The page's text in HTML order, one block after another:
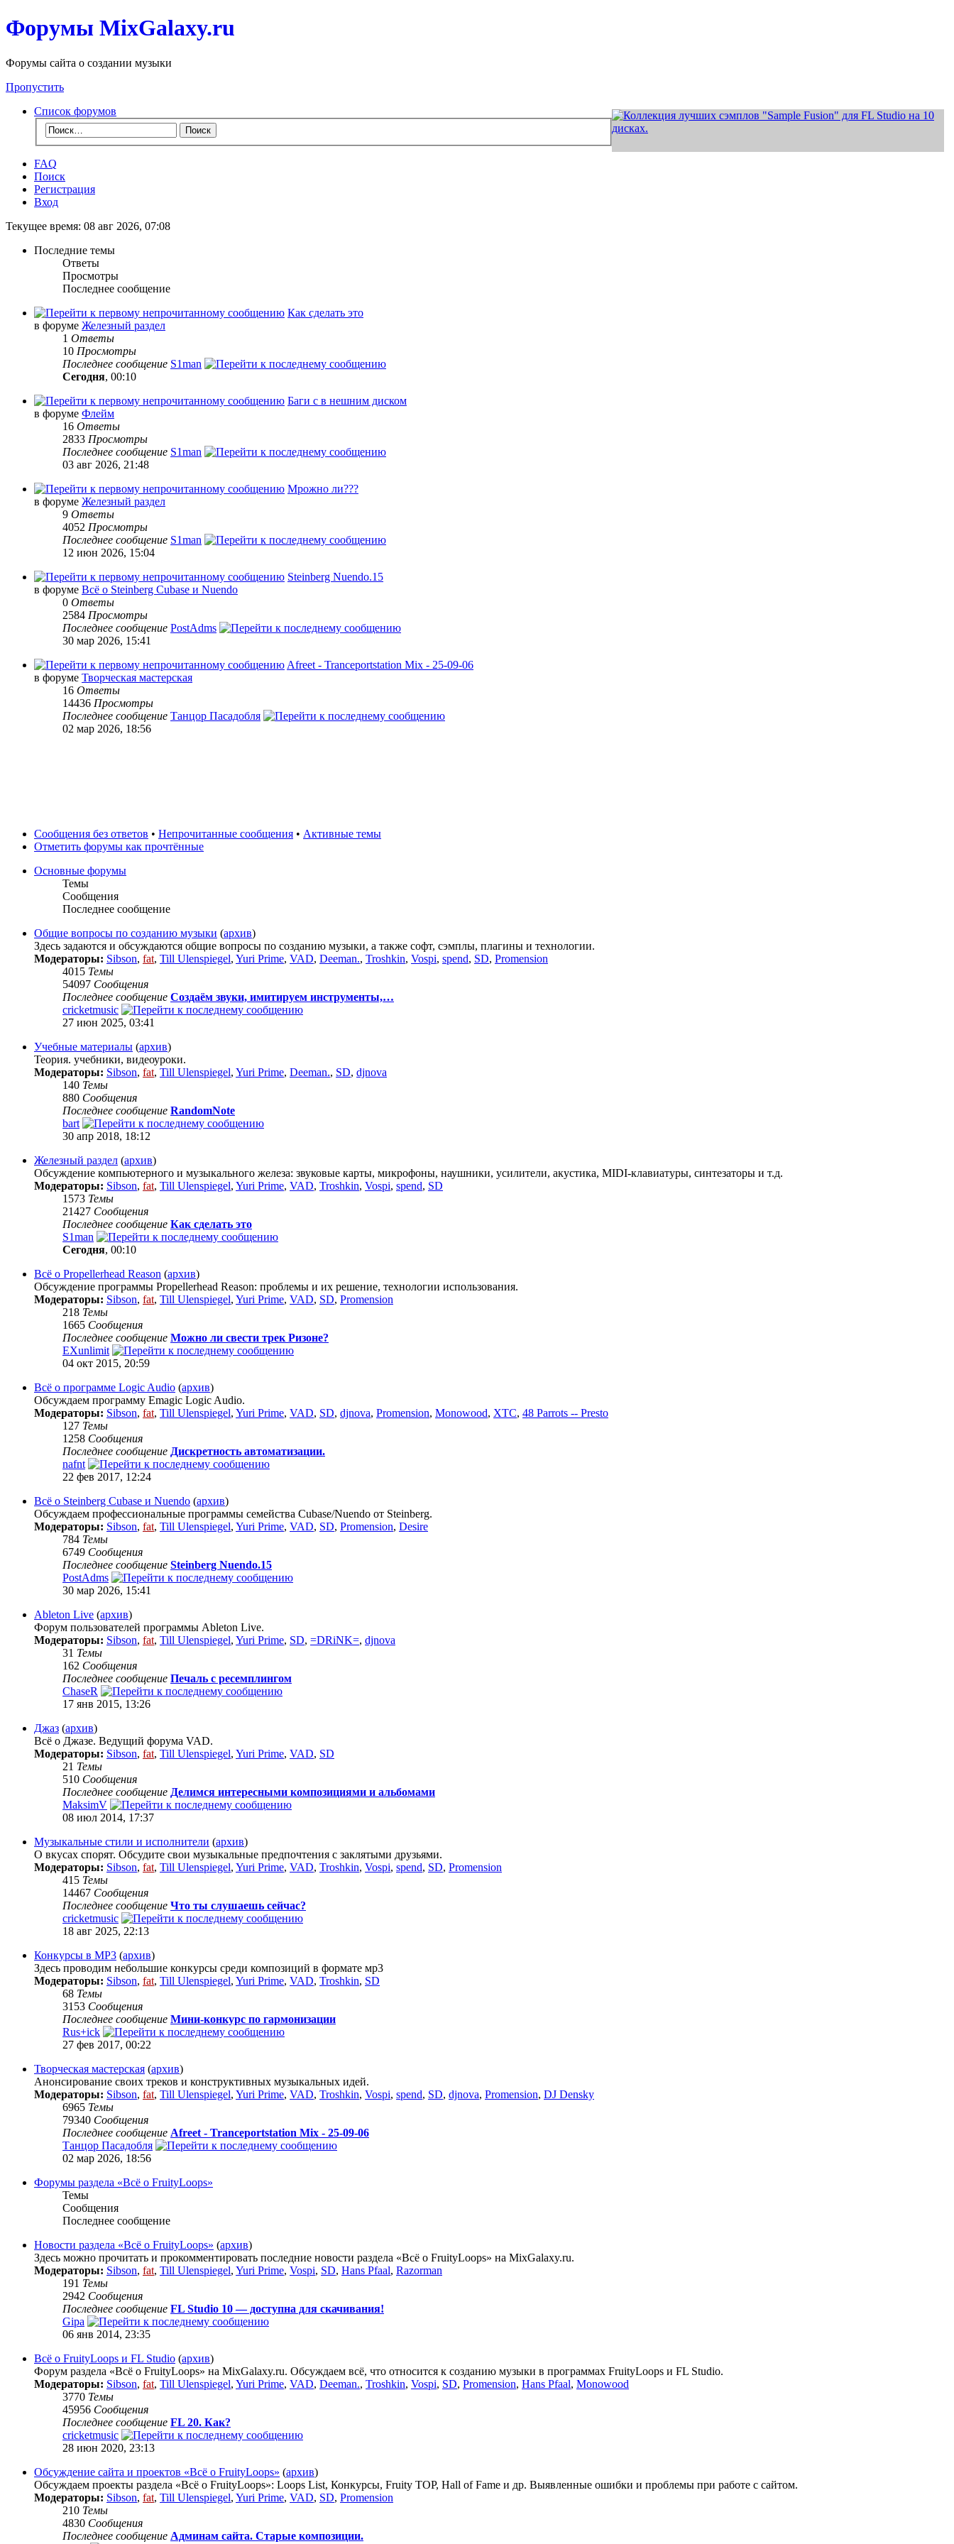
Форумы MixGalaxy.ru
Форумы сайта о создании музыки
Пропустить
Список форумов
FAQ
Поиск
Регистрация
Вход
Текущее время: 08 авг 2026, 07:08
Последние темы
Ответы
Просмотры
Последнее сообщение
Как сделать это
в форуме Железный раздел
1 Ответы
10 Просмотры
Последнее сообщение S1man
Сегодня, 00:10
Баги с в нешним диском
в форуме Флейм
16 Ответы
2833 Просмотры
Последнее сообщение S1man
03 авг 2026, 21:48
Мрожно ли???
в форуме Железный раздел
9 Ответы
4052 Просмотры
Последнее сообщение S1man
12 июн 2026, 15:04
Steinberg Nuendo.15
в форуме Всё о Steinberg Cubase и Nuendo
0 Ответы
2584 Просмотры
Последнее сообщение PostAdms
30 мар 2026, 15:41
Afreet - Tranceportstation Mix - 25-09-06
в форуме Творческая мастерская
16 Ответы
14436 Просмотры
Последнее сообщение Танцор Пасадобля
02 мар 2026, 18:56
Сообщения без ответов • Непрочитанные сообщения • Активные темы
Отметить форумы как прочтённые
Основные форумы
Темы
Сообщения
Последнее сообщение
Общие вопросы по созданию музыки (архив)
Здесь задаются и обсуждаются общие вопросы по созданию музыки, а также софт, сэмплы, плагины и технологии.
Модераторы: Sibson, fat, Till Ulenspiegel, Yuri Prime, VAD, Deeman., Troshkin, Vospi, spend, SD, Promension
4015 Темы
54097 Сообщения
Последнее сообщение Создаём звуки, имитируем инструменты,…
cricketmusic
27 июн 2025, 03:41
Учебные материалы (архив)
Теория. учебники, видеоуроки.
Модераторы: Sibson, fat, Till Ulenspiegel, Yuri Prime, Deeman., SD, djnova
140 Темы
880 Сообщения
Последнее сообщение RandomNote
bart
30 апр 2018, 18:12
Железный раздел (архив)
Обсуждение компьютерного и музыкального железа: звуковые карты, микрофоны, наушники, усилители, акустика, MIDI-клавиатуры, синтезаторы и т.д.
Модераторы: Sibson, fat, Till Ulenspiegel, Yuri Prime, VAD, Troshkin, Vospi, spend, SD
1573 Темы
21427 Сообщения
Последнее сообщение Как сделать это
S1man
Сегодня, 00:10
Всё о Propellerhead Reason (архив)
Обсуждение программы Propellerhead Reason: проблемы и их решение, технологии использования.
Модераторы: Sibson, fat, Till Ulenspiegel, Yuri Prime, VAD, SD, Promension
218 Темы
1665 Сообщения
Последнее сообщение Можно ли свести трек Ризоне?
EXunlimit
04 окт 2015, 20:59
Всё о программе Logic Audio (архив)
Обсуждаем программу Emagic Logic Audio.
Модераторы: Sibson, fat, Till Ulenspiegel, Yuri Prime, VAD, SD, djnova, Promension, Monowood, XTC, 48 Parrots -- Presto
127 Темы
1258 Сообщения
Последнее сообщение Дискретность автоматизации.
nafnt
22 фев 2017, 12:24
Всё о Steinberg Cubase и Nuendo (архив)
Обсуждаем профессиональные программы семейства Cubase/Nuendo от Steinberg.
Модераторы: Sibson, fat, Till Ulenspiegel, Yuri Prime, VAD, SD, Promension, Desire
784 Темы
6749 Сообщения
Последнее сообщение Steinberg Nuendo.15
PostAdms
30 мар 2026, 15:41
Ableton Live (архив)
Форум пользователей программы Ableton Live.
Модераторы: Sibson, fat, Till Ulenspiegel, Yuri Prime, SD, =DRiNK=, djnova
31 Темы
162 Сообщения
Последнее сообщение Печаль с ресемплингом
ChaseR
17 янв 2015, 13:26
Джаз (архив)
Всё о Джазе. Ведущий форума VAD.
Модераторы: Sibson, fat, Till Ulenspiegel, Yuri Prime, VAD, SD
21 Темы
510 Сообщения
Последнее сообщение Делимся интересными композициями и альбомами
MaksimV
08 июл 2014, 17:37
Музыкальные стили и исполнители (архив)
О вкусах спорят. Обсудите свои музыкальные предпочтения с заклятыми друзьями.
Модераторы: Sibson, fat, Till Ulenspiegel, Yuri Prime, VAD, Troshkin, Vospi, spend, SD, Promension
415 Темы
14467 Сообщения
Последнее сообщение Что ты слушаешь сейчас?
cricketmusic
18 авг 2025, 22:13
Конкурсы в МР3 (архив)
Здесь проводим небольшие конкурсы среди композиций в формате мр3
Модераторы: Sibson, fat, Till Ulenspiegel, Yuri Prime, VAD, Troshkin, SD
68 Темы
3153 Сообщения
Последнее сообщение Мини-конкурс по гармонизации
Rus+ick
27 фев 2017, 00:22
Творческая мастерская (архив)
Анонсирование своих треков и конструктивных музыкальных идей.
Модераторы: Sibson, fat, Till Ulenspiegel, Yuri Prime, VAD, Troshkin, Vospi, spend, SD, djnova, Promension, DJ Densky
6965 Темы
79340 Сообщения
Последнее сообщение Afreet - Tranceportstation Mix - 25-09-06
Танцор Пасадобля
02 мар 2026, 18:56
Форумы раздела «Всё о FruityLoops»
Темы
Сообщения
Последнее сообщение
Новости раздела «Всё о FruityLoops» (архив)
Здесь можно прочитать и прокомментировать последние новости раздела «Всё о FruityLoops» на MixGalaxy.ru.
Модераторы: Sibson, fat, Till Ulenspiegel, Yuri Prime, Vospi, SD, Hans Pfaal, Razorman
191 Темы
2942 Сообщения
Последнее сообщение FL Studio 10 — доступна для скачивания!
Gipa
06 янв 2014, 23:35
Всё о FruityLoops и FL Studio (архив)
Форум раздела «Всё о FruityLoops» на MixGalaxy.ru. Обсуждаем всё, что относится к созданию музыки в программах FruityLoops и FL Studio.
Модераторы: Sibson, fat, Till Ulenspiegel, Yuri Prime, VAD, Deeman., Troshkin, Vospi, SD, Promension, Hans Pfaal, Monowood
3770 Темы
45956 Сообщения
Последнее сообщение FL 20. Как?
cricketmusic
28 июн 2020, 23:13
Обсуждение сайта и проектов «Всё о FruityLoops» (архив)
Обсуждаем проекты раздела «Всё о FruityLoops»: Loops List, Конкурсы, Fruity TOP, Hall of Fame и др. Выявленные ошибки и проблемы при работе с сайтом.
Модераторы: Sibson, fat, Till Ulenspiegel, Yuri Prime, VAD, SD, Promension
210 Темы
4830 Сообщения
Последнее сообщение Админам сайта. Старые композиции.